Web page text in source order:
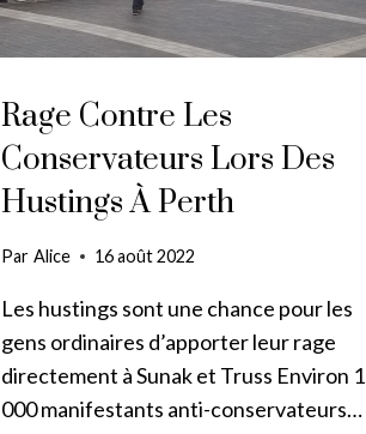
Rage Contre Les
Conservateurs Lors Des
Hustings À Perth
Par Alice 16 août 2022
Les hustings sont une chance pour les
gens ordinaires d’apporter leur rage
directement à Sunak et Truss Environ 1
000 manifestants anti-conservateurs…